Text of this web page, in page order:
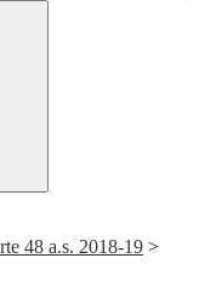
48 a.s. 2018-19 >